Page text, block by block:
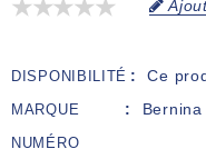
DISPONIBILITÉ Ce
MARQUE Bernina
NUMÉRO